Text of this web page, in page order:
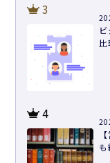
3
4